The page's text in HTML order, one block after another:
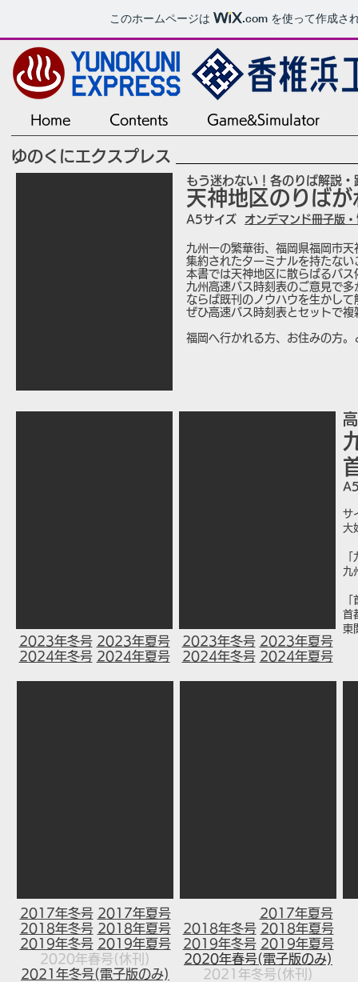
このホームページは .com を使って作成さ
Home Contents Game&Simulator
ゆのくにエクスプレス
もう迷わない！各のりば解説・
天神地区のりば
A5サイズ オンデマンド冊子版
九州一の繁華街、福岡県福岡市天
集約されたターミナルを持たない
本書では天神地区に散らばるバ
九州高速バス時刻表のご意見で
ならば既刊のノウハウを生かし
ぜひ高速バス時刻表とセットで
福岡へ行かれる方、お住みの方
2023年冬号​ 2023年夏号
2024年冬号​ 2024年夏号
2023年冬号​ 2023年夏号
2024年冬号​ 2024年夏号
サ
大
九
首
東
2017年冬号​ 2017年夏号
2018年冬号​ 2018年夏号
2019年冬号​ 2019年夏号
2020年春号(休刊)
2021年冬号(電子版のみ)
2017年夏号
2018年冬号​ 2018年夏号
2019年冬号​ 2019年夏号
2020年春号(電子版のみ)
2021年冬号(休刊)